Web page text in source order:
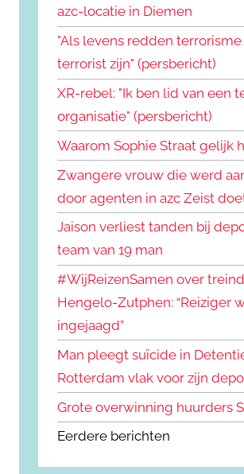
azc-locatie in Diemen
"Als levens redden terrorisme
terrorist zijn" (persbericht)
XR-rebel: "Ik ben lid van een
organisatie" (persbericht)
Waarom Sophie Straat gelijk
Zwangere vrouw die werd
door agenten in azc Zeist
Jaison verliest tanden bij
team van 19 man
#WijReizenSamen over
Hengelo-Zutphen: “Reiziger
ingejaagd”
Man pleegt suïcide in
Rotterdam vlak voor zijn
Grote overwinning huurders
Eerdere berichten